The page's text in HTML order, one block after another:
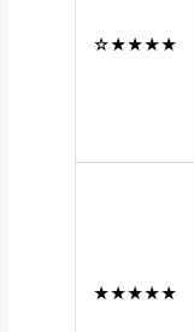
★★★★☆
★★★★★